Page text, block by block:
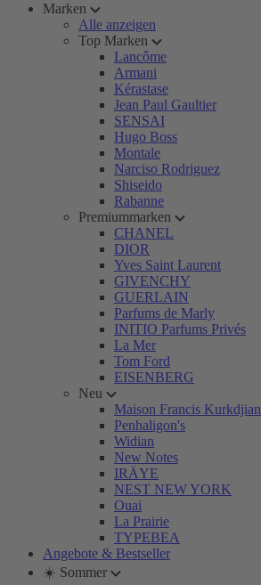
Marken
Alle anzeigen
Top Marken
Lancôme
Armani
Kérastase
Jean Paul Gaultier
SENSAI
Hugo Boss
Montale
Narciso Rodriguez
Shiseido
Rabanne
Premiummarken
CHANEL
DIOR
Yves Saint Laurent
GIVENCHY
GUERLAIN
Parfums de Marly
INITIO Parfums Privés
La Mer
Tom Ford
EISENBERG
Neu
Maison Francis Kurkdjian
Penhaligon's
Widian
New Notes
IRÄYE
NEST NEW YORK
Ouai
La Prairie
TYPEBEA
Angebote & Bestseller
☀️ Sommer